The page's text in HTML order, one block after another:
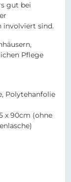
gut bei
involviert sind.
Pflege
Polytehanfolie
x 90cm (ohne